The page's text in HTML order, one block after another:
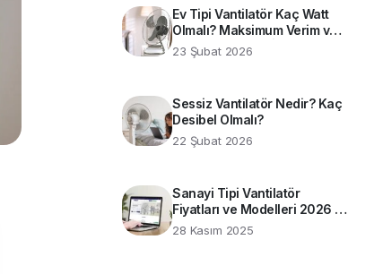
Ev Tipi Vantilatör Kaç Watt
Olmalı? Maksimum Verim ve
Enerji Tasarrufu İçin Teknik
Rehber
23 Şubat 2026
Sessiz Vantilatör Nedir? Kaç
Desibel Olmalı?
22 Şubat 2026
Sanayi Tipi Vantilatör
Fiyatları ve Modelleri 2026 |
Koşar Grup Rehberi
28 Kasım 2025